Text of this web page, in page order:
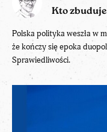
Kto
Polska polityka weszła w
że kończy się epoka
Sprawiedliwości.